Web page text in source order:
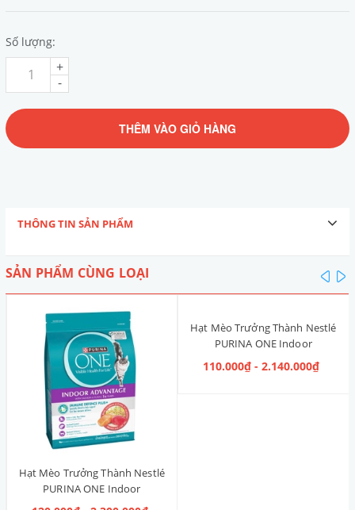
Số lượng:
-
+
THÊM VÀO GIỎ HÀNG
THÔNG TIN SẢN PHẨM
SẢN PHẨM CÙNG LOẠI
Hạt Mèo Trưởng Thành Nestlé
PURINA ONE Indoor
Advantage Salmon & Tuna [Vị
Hạt Mèo Trưởng Thành Nestlé
PURINA ONE Indoor
Advantage [Vị Gà]
110.000₫ - 2.140.000₫